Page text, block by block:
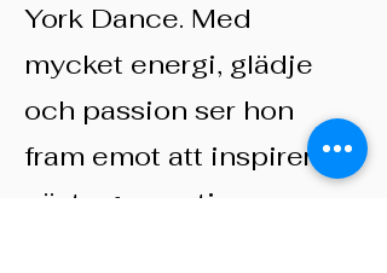
York Dance. Med
mycket energi, glädje
och passion ser hon
fram emot att inspirera
nästa generation